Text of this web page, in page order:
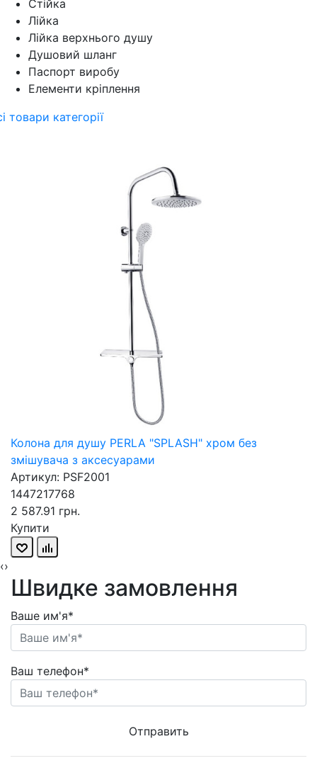
Стійка
Лійка
Лійка верхнього душу
Душовий шланг
Паспорт виробу
Елементи кріплення
товари категорії
Колона для душу PERLA "SPLASH" хром без
змішувача з аксесуарами
Артикул: PSF2001
1447217768
2 587.91 грн.
Купити
‹›
Швидке замовлення
Ваше им'я*
Ваш телефон*